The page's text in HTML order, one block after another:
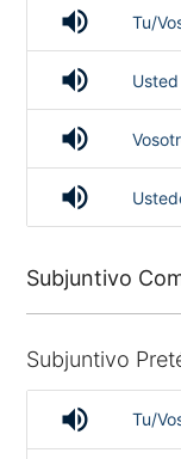
volume_up Tu/
volume_up Usted
volume_up
volume_up
Subjuntivo
Subjuntivo
volume_up Tu/